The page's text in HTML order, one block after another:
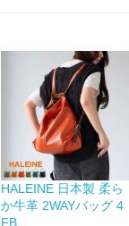
HALEINE 日本製 柔ら
か牛革 2WAYバッグ 4
FB